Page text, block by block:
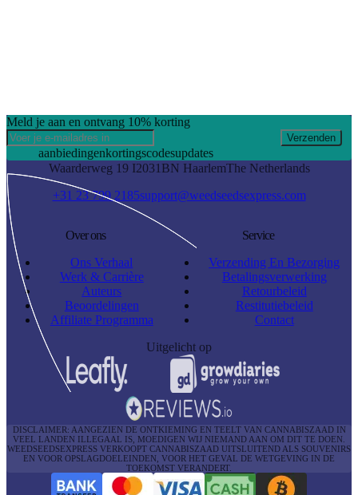
Meld je aan en ontvang 10% korting
Verzenden
aanbiedingenkortingscodesupdates
Waarderweg 19 I2031BN HaarlemThe Netherlands
+31 23 799 2185support@weedseedsexpress.com
Over ons
Ons Verhaal
Werk & Carrière
Auteurs
Beoordelingen
Affiliate Programma
Service
Verzending En Bezorging
Betalingsverwerking
Retourbeleid
Restitutiebeleid
Contact
Uitgelicht op
DISCLAIMER: AANGEZIEN DE ONTKIEMING EN TEELT VAN CANNABISZAAD IN
VEEL LANDEN ILLEGAAL IS, MOEDIGEN WIJ NIEMAND AAN OM DIT TE DOEN.
WEEDSEEDSEXPRESS VERKOOPT CANNABISZAAD UITSLUITEND ALS SOUVENIRS
EN VOOR OPSLAGDOELEINDEN, VOOR HET GEVAL DE WETGEVING IN DE
TOEKOMST VERANDERT.